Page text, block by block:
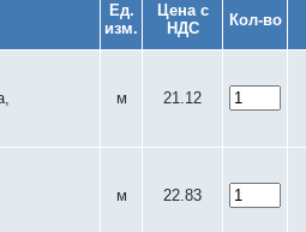
Ед.
изм.
Цена с
НДС
Кол-во
м 21.12
м 22.83